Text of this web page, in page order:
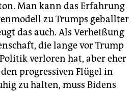
Man kann das Erfahrung
zu Trumps geballter
das auch. Als Verheißung
die lange vor Trump
verloren hat, aber eher
progressiven Flügel in
zu halten, muss Bidens